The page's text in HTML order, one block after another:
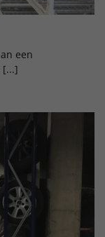
een
[...]